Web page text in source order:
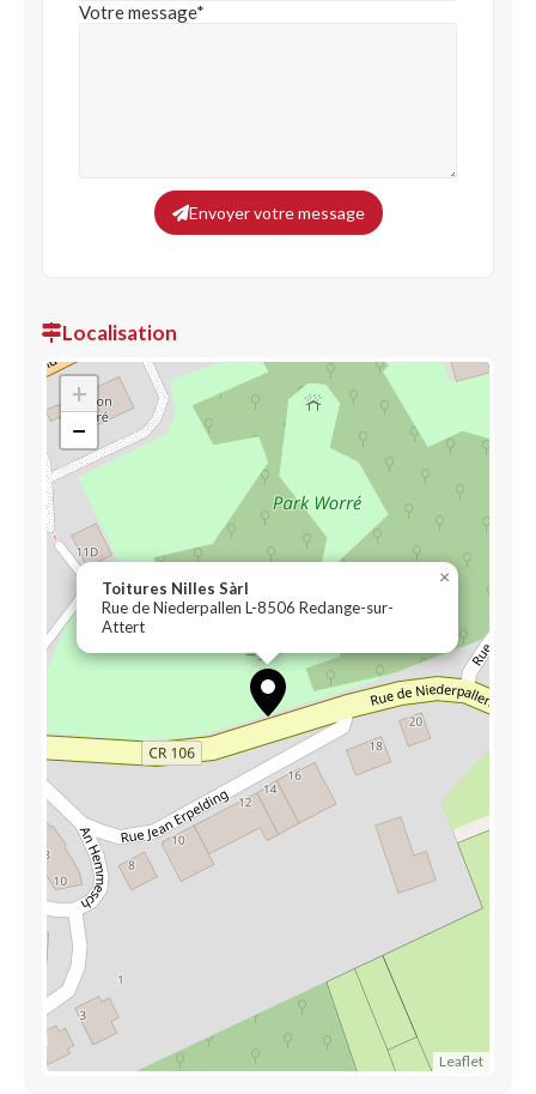
Votre message*
Envoyer votre message
Localisation
Toitures Nilles Sàrl
Rue de Niederpallen L-8506 Redange-sur-
Attert
×
+
−
Leaflet